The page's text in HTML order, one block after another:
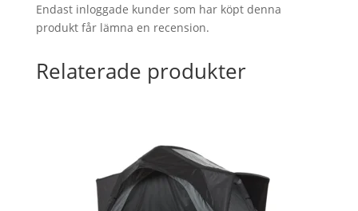
Endast inloggade kunder som har köpt denna
produkt får lämna en recension.
Relaterade produkter